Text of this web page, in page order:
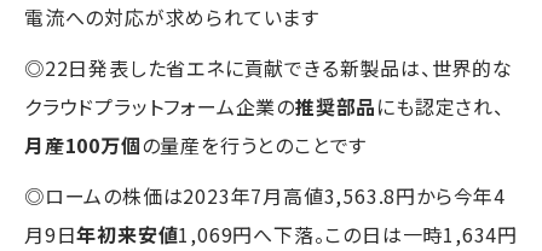
電流への対応が求められています
◎22日発表した省エネに貢献できる新製品は、世界的な
クラウドプラットフォーム企業の推奨部品にも認定され、
月産100万個の量産を行うとのことです
◎ロームの株価は2023年7月高値3,563.8円から今年4
月9日年初来安値1,069円へ下落。この日は一時1,634円